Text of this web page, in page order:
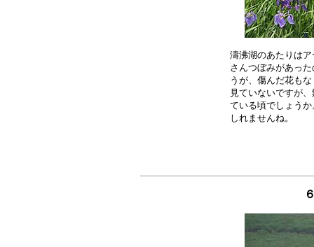
濤沸湖のあたりは
さんつぼみがあっ
うが、傷んだ花も
見ていないですが
ている頃でしょう